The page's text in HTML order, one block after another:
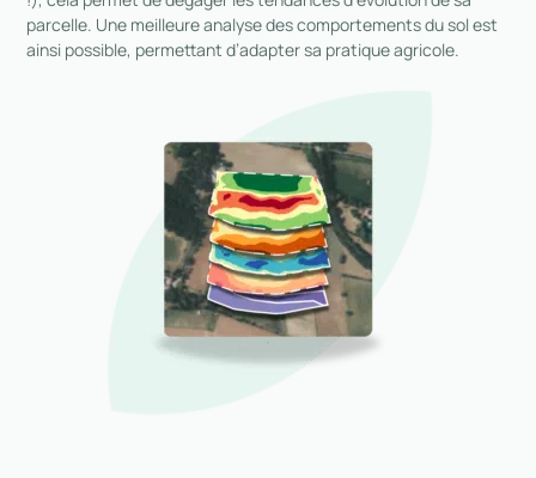
parcelle. Une meilleure analyse des comportements du sol est
ainsi possible, permettant d’adapter sa pratique agricole.